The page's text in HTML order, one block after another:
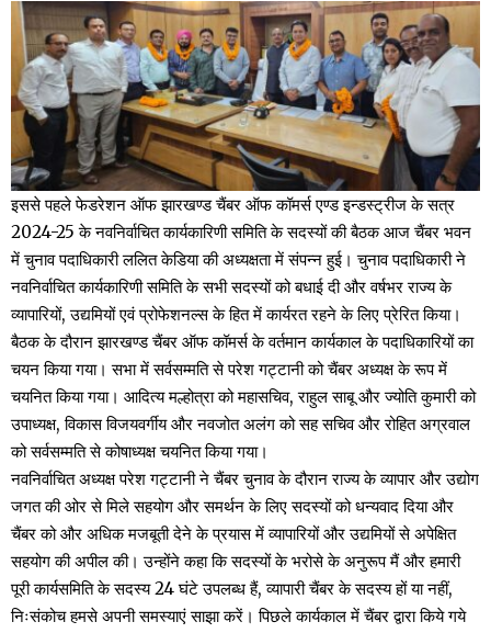
इससे पहले फेडरेशन ऑफ झारखण्ड चैंबर ऑफ कॉमर्स एण्ड इन्डस्ट्रीज के सत्र
2024-25 के नवनिर्वाचित कार्यकारिणी समिति के सदस्यों की बैठक आज चैंबर भवन
में चुनाव पदाधिकारी ललित केडिया की अध्यक्षता में संपन्न हुई। चुनाव पदाधिकारी ने
नवनिर्वाचित कार्यकारिणी समिति के सभी सदस्यों को बधाई दी और वर्षभर राज्य के
व्यापारियों, उद्यमियों एवं प्रोफेशनल्स के हित में कार्यरत रहने के लिए प्रेरित किया।
बैठक के दौरान झारखण्ड चैंबर ऑफ कॉमर्स के वर्तमान कार्यकाल के पदाधिकारियों का
चयन किया गया। सभा में सर्वसम्मति से परेश गट्टानी को चैंबर अध्यक्ष के रूप में
चयनित किया गया। आदित्य मल्होत्रा को महासचिव, राहुल साबू और ज्योति कुमारी को
उपाध्यक्ष, विकास विजयवर्गीय और नवजोत अलंग को सह सचिव और रोहित अग्रवाल
को सर्वसम्मति से कोषाध्यक्ष चयनित किया गया।
नवनिर्वाचित अध्यक्ष परेश गट्टानी ने चैंबर चुनाव के दौरान राज्य के व्यापार और उद्योग
जगत की ओर से मिले सहयोग और समर्थन के लिए सदस्यों को धन्यवाद दिया और
चैंबर को और अधिक मजबूती देने के प्रयास में व्यापारियों और उद्यमियों से अपेक्षित
सहयोग की अपील की। उन्होंने कहा कि सदस्यों के भरोसे के अनुरूप मैं और हमारी
पूरी कार्यसमिति के सदस्य 24 घंटे उपलब्ध हैं, व्यापारी चैंबर के सदस्य हों या नहीं,
निःसंकोच हमसे अपनी समस्याएं साझा करें। पिछले कार्यकाल में चैंबर द्वारा किये गये